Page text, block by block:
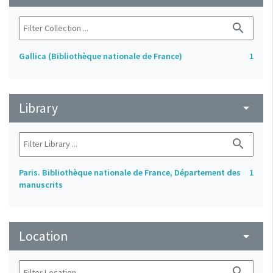
search
Gallica (Bibliothèque nationale de France) 1
Library arrow_drop_down
search
Paris. Bibliothèque nationale de France, Département des
manuscrits
1
Location arrow_drop_down